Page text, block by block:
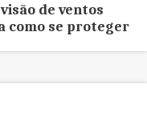
de ventos
como se proteger